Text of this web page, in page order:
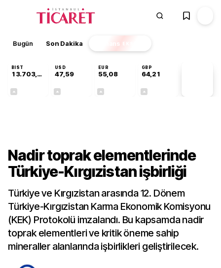
Bugün Son Dakika Finans EKSTRA
BIST
13.703,13
USD
47,59
EUR
55,08
GBP
64,21
Nadir toprak elementlerinde
Türkiye-Kırgızistan işbirliği
Türkiye ve Kırgızistan arasında 12. Dönem
Türkiye-Kırgızistan Karma Ekonomik Komisyonu
(KEK) Protokolü imzalandı. Bu kapsamda nadir
toprak elementleri ve kritik öneme sahip
mineraller alanlarında işbirlikleri geliştirilecek.